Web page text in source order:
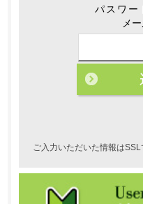
パスワー
メ
ご入力いただいた情報はSSL